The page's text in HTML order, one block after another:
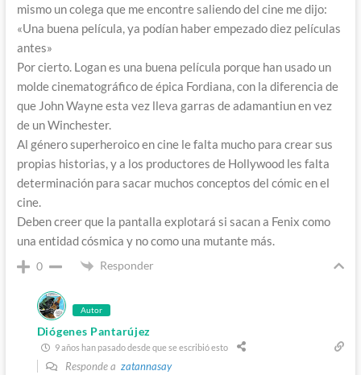
mismo un colega que me encontre saliendo del cine me dijo:
«Una buena película, ya podían haber empezado diez películas
antes»
Por cierto. Logan es una buena película porque han usado un
molde cinematográfico de épica Fordiana, con la diferencia de
que John Wayne esta vez lleva garras de adamantiun en vez
de un Winchester.
Al género superheroico en cine le falta mucho para crear sus
propias historias, y a los productores de Hollywood les falta
determinación para sacar muchos conceptos del cómic en el
cine.
Deben creer que la pantalla explotará si sacan a Fenix como
una entidad cósmica y no como una mutante más.
0 Responder
Autor
Diógenes Pantarújez
9 años han pasado desde que se escribió esto
Responde a zatannasay